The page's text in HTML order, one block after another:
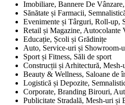
Imobiliare, Bannere De
Sănătate și Farmacii,
Evenimente și Târguri, Roll-up,
Retail și Magazine, Autocolante
Educație, Școli și Grădinițe
Auto, Service-uri și Showroom-
Sport și Fitness, Săli de sport
Construcții și Arhitectură, Mesh-
Beauty & Wellness, Saloane de
Logistică și Depozite,
Corporate, Branding Birouri,
Publicitate Stradală, Mesh-uri și